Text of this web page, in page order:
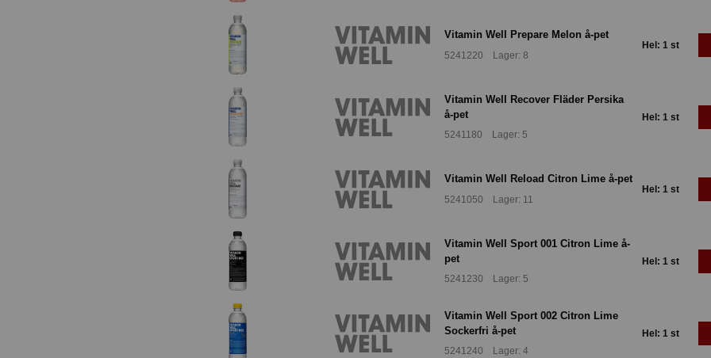
Vitamin Well Prepare Melon å-pet
5241220 Lager: 8
Hel: 1 st
Vitamin Well Recover Fläder Persika
å-pet
5241180 Lager: 5
Hel: 1 st
Vitamin Well Reload Citron Lime å-pet
5241050 Lager: 11
Hel: 1 st
Vitamin Well Sport 001 Citron Lime å-
pet
5241230 Lager: 5
Hel: 1 st
Vitamin Well Sport 002 Citron Lime
Sockerfri å-pet
5241240 Lager: 4
Hel: 1 st